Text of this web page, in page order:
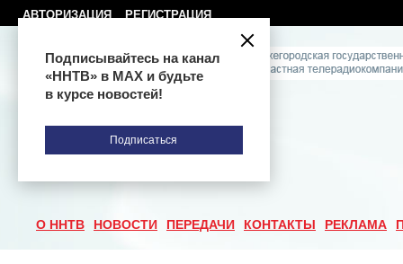
АВТОРИЗАЦИЯ РЕГИСТРАЦИЯ
О ННТВ НОВОСТИ ПЕРЕДАЧИ КОНТАКТЫ РЕКЛАМА
Подписывайтесь на канал
«ННТВ» в МАХ и будьте
в курсе новостей!
Подписаться